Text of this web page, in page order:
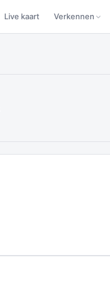
Live kaart Verkennen